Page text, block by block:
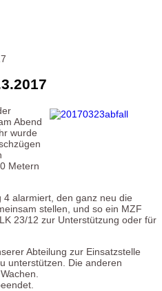
Abend
wurde
Metern
alarmiert, den ganz neu die
stellen, und so ein MZF
23/12 zur Unterstützung oder für
Abteilung zur Einsatzstelle
unterstützen. Die anderen